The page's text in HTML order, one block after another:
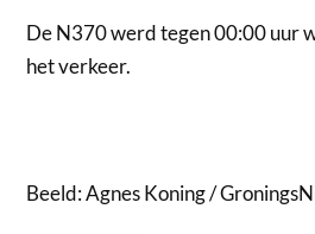
De N370 werd tegen 00:00 uur
het verkeer.
Beeld: Agnes Koning /